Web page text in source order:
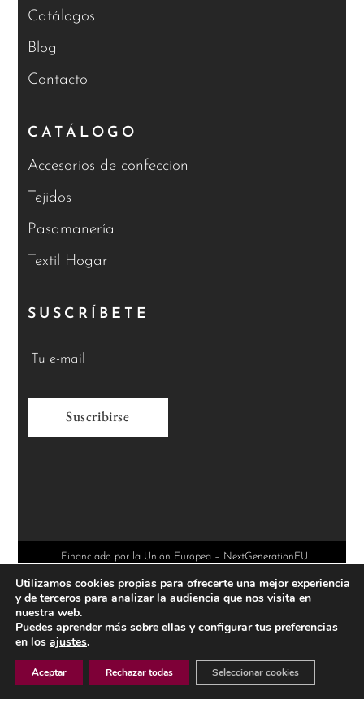
Catálogos
Blog
Contacto
CATÁLOGO
Accesorios de confeccion
Tejidos
Pasamanería
Textil Hogar
SUSCRÍBETE
n
a
t
Financiado por la Unión Europea – NextGenerationEU
Utilizamos cookies propias para ofrecerte una mejor experiencia
y de terceros para analizar la audiencia que nos visita en
nuestra web.
Puedes aprender más sobre ellas y configurar tus preferencias
en los ajustes.
Aceptar Rechazar todas Seleccionar cookies